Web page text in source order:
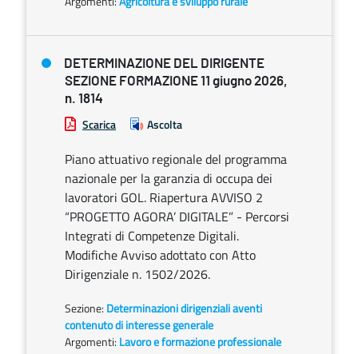
DETERMINAZIONE DEL DIRIGENTE
SEZIONE FORMAZIONE 11 giugno 2026,
n. 1814
Scarica Ascolta
Piano attuativo regionale del programma
nazionale per la garanzia di occupa dei
lavoratori GOL. Riapertura AVVISO 2
“PROGETTO AGORA’ DIGITALE” - Percorsi
Integrati di Competenze Digitali.
Modifiche Avviso adottato con Atto
Dirigenziale n. 1502/2026.
Sezione: Determinazioni dirigenziali aventi
contenuto di interesse generale
Argomenti: Lavoro e formazione professionale